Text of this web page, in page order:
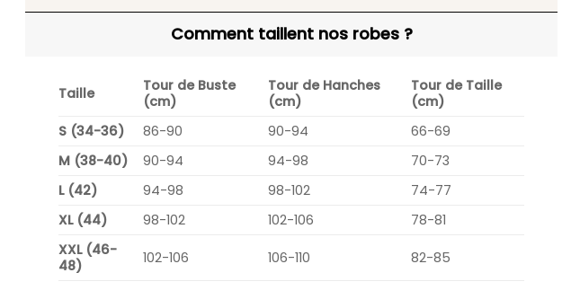
Comment taillent nos robes ?
Taille
Tour de Buste
(cm)
Tour de Hanches
(cm)
Tour de Taille
(cm)
S (34-36)
86-90 90-94
66-69
M (38-40)
90-94 94-98
70-73
L (42)
94-98 98-102
74-77
XL (44)
98-102 102-106
78-81
XXL (46-
48)
102-106 106-110 82-85